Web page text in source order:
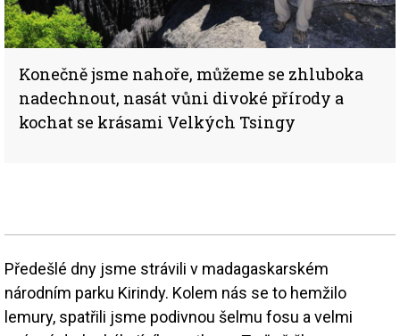
Konečně jsme nahoře, můžeme se zhluboka
nadechnout, nasát vůni divoké přírody a
kochat se krásami Velkých Tsingy
Předešlé dny jsme strávili v madagaskarském
národním parku Kirindy. Kolem nás se to hemžilo
lemury, spatřili jsme podivnou šelmu fosu a velmi